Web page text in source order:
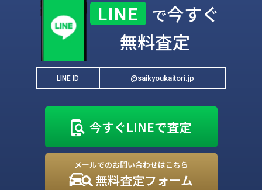
LINE で今すぐ
無料査定
LINE ID @saikyoukaitori.jp
今すぐLINEで査定
メールでのお問い合わせはこちら
無料査定フォーム